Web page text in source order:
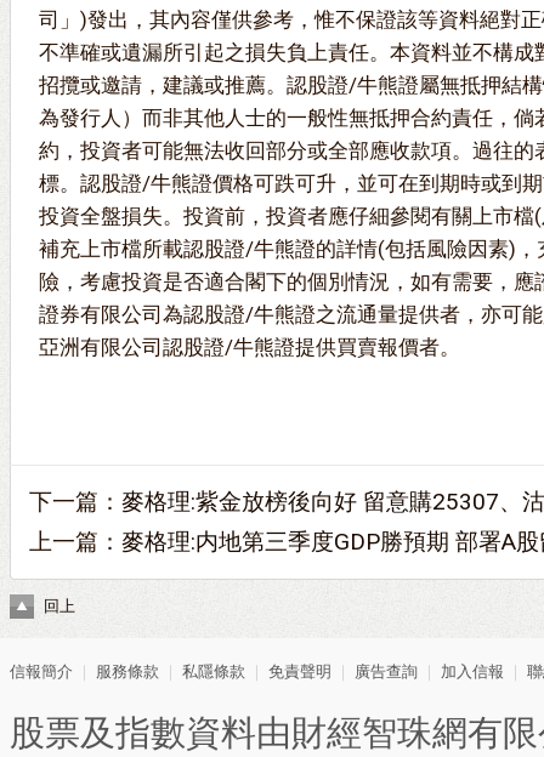
司」)發出，其內容僅供參考，惟不保證該等資料絕對
不準確或遺漏所引起之損失負上責任。本資料並不構成
招攬或邀請，建議或推薦。認股證/牛熊證屬無抵押結
為發行人）而非其他人士的一般性無抵押合約責任，倘
約，投資者可能無法收回部分或全部應收款項。過往的
標。認股證/牛熊證價格可跌可升，並可在到期時或到
投資全盤損失。投資前，投資者應仔細參閱有關上市
補充上市檔所載認股證/牛熊證的詳情(包括風險因素)
險，考慮投資是否適合閣下的個別情況，如有需要，
證券有限公司為認股證/牛熊證之流通量提供者，亦可
亞洲有限公司認股證/牛熊證提供買賣報價者。
下一篇： 麥格理:紫金放榜後向好 留意購25307、
上一篇： 麥格理:内地第三季度GDP勝預期 部署A
回上
信報簡介 服務條款 私隱條款 免責聲明 廣告查詢 加入信報
股票及指數資料由財經智珠網有